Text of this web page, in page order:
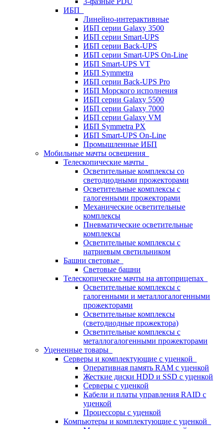
ИБП
Линейно-интерактивные
ИБП серии Galaxy 3500
ИБП серии Smart-UPS
ИБП серии Back-UPS
ИБП серии Smart-UPS On-Line
ИБП Smart-UPS VT
ИБП Symmetra
ИБП серии Back-UPS Pro
ИБП Морского исполнения
ИБП серии Galaxy 5500
ИБП серии Galaxy 7000
ИБП серии Galaxy VM
ИБП Symmetra PX
ИБП Smart-UPS On-Line
Промышленные ИБП
Мобильные мачты освещения
Телескопические мачты
Осветительные комплексы со
светодиодными прожекторами
Осветительные комплексы с
галогенными прожекторами
Механические осветительные
комплексы
Пневматические осветительные
комплексы
Осветительные комплексы с
натриевым светильником
Башни световые
Световые башни
Телескопические мачты на автоприцепах
Осветительные комплексы с
галогенными и металлогалогенными
прожекторами
Осветительные комплексы
(светодиодные прожектора)
Осветительные комплексы с
металлогалогенными прожекторами
Уцененные товары
Серверы и комплектующие с уценкой
Оперативная память RAM с уценкой
Жесткие диски HDD и SSD с уценкой
Серверы с уценкой
Кабели и платы управления RAID с
уценкой
Процессоры с уценкой
Компьютеры и комплектующие с уценкой